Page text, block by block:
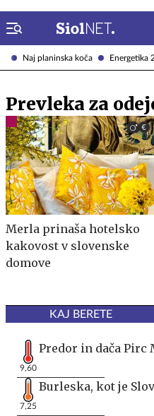
Naj planinska koča Energetika
Prevleka za
Merla prinaša hotelsko
kakovost v slovenske
domove
KAJ BERETE
9,60
Predor in dača Pirc
7,25
Burleska, kot je